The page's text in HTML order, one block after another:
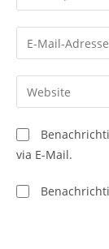
deinen
Namen
oder
zum
Kommentieren
ein
Gib
deine
E-
Mail-
zum
Kommentieren
Gib
deine
Website-
URL
(optional)
via E-Mail.